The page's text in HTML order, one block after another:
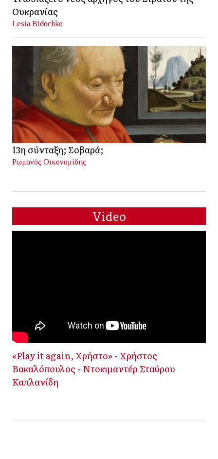
Ουκρανίας
Lesia Bidochko
13η σύνταξη; Σοβαρά;
Ρωμανός Οικονομίδης
Video
«Play it again, Χρήστο» - Χρήστος
Βακαλόπουλος - Ντοκιμαντέρ Σταύρου
Καπλανίδη